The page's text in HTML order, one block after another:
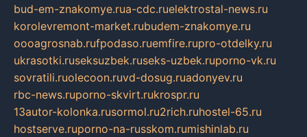
bud-em-znakomye.rua-cdc.ruelektrostal-news.ru
korolevremont-market.rubudem-znakomye.ru
oooagrosnab.rufpodaso.ruemfire.rupro-otdelky.ru
ukrasotki.ruseksuzbek.ruseks-uzbek.ruporno-vk.ru
sovratili.ruolecoon.ruvd-dosug.ruadonyev.ru
rbc-news.ruporno-skvirt.rukrospr.ru
13autor-kolonka.rusormol.ru2rich.ruhostel-65.ru
hostserve.ruporno-na-russkom.rumishinlab.ru